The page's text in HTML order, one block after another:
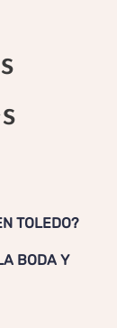
TOLEDO?
BODA Y